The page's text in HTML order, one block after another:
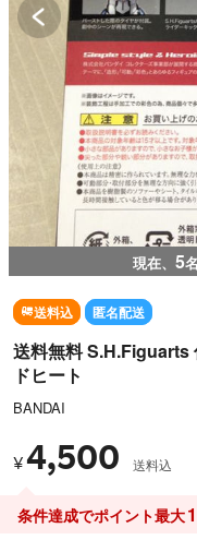
現在、 5
送料込 匿名配送
送料無料 S.H.Figuarts
ドヒート
BANDAI
¥4,500 送料込
条件達成でポイント最大